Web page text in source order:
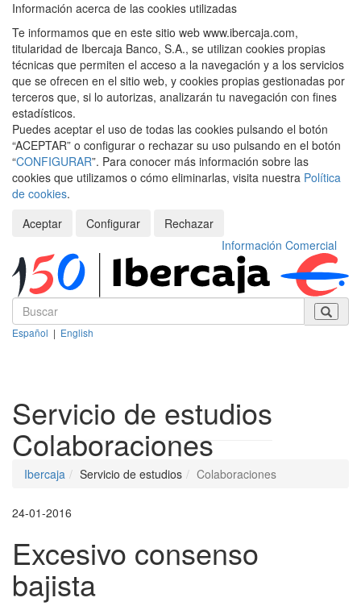
Información acerca de las cookies utilizadas
Te informamos que en este sitio web www.ibercaja.com,
titularidad de Ibercaja Banco, S.A., se utilizan cookies propias
técnicas que permiten el acceso a la navegación y a los servicios
que se ofrecen en el sitio web, y cookies propias gestionadas por
terceros que, si lo autorizas, analizarán tu navegación con fines
estadísticos.
Puedes aceptar el uso de todas las cookies pulsando el botón
“ACEPTAR” o configurar o rechazar su uso pulsando en el botón
“CONFIGURAR”. Para conocer más información sobre las
cookies que utilizamos o cómo eliminarlas, visita nuestra Política
de cookies.
Aceptar
Configurar
Rechazar
Información Comercial
Español | English
Servicio de estudios
Colaboraciones
Ibercaja Servicio de estudios Colaboraciones
24-01-2016
Excesivo consenso
bajista